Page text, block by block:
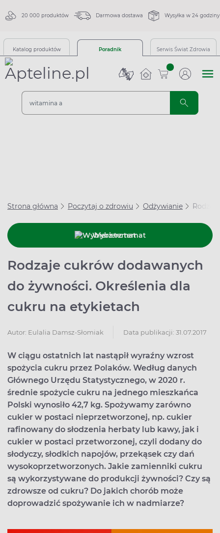
20 000 produktów Darmowa dostawa Wysyłka w 24 godziny
Katalog produktów Poradnik Serwis Świat Zdrowia
sztuk
Strona główna Poczytaj o zdrowiu Odżywianie
Wybierz temat
Rodzaje cukrów dodawanych
do żywności. Określenia dla
cukru na etykietach
Autor: Eulalia Damsz-Słomiak Data publikacji: 31.07.2017
W ciągu ostatnich lat nastąpił wyraźny wzrost
spożycia cukru przez Polaków. Według danych
Głównego Urzędu Statystycznego, w 2020 r.
średnie spożycie cukru na jednego mieszkańca
Polski wynosiło 42,7 kg. Spożywamy zarówno
cukier w postaci nieprzetworzonej, np. cukier
rafinowany do słodzenia herbaty lub kawy, jak i
cukier w postaci przetworzonej, czyli dodany do
słodyczy, słodkich napojów, przekąsek czy dań
wysokoprzetworzonych. Jakie zamienniki cukru
są wykorzystywane do produkcji żywności? Czy są
zdrowsze od cukru? Do jakich chorób może
doprowadzić spożywanie ich w nadmiarze?